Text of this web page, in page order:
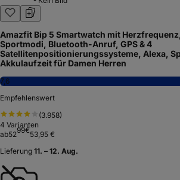
Amazfit Bip 5 Smartwatch mit
Sportmodi, Bluetooth-Anruf, GPS & 4
Satellitenpositionierungssysteme, Alexa,
Akkulaufzeit für Damen Herren
7,6
Empfehlenswert
(3.958)
4 Varianten
ab5299€53,95 €
Lieferung 11. – 12. Aug.